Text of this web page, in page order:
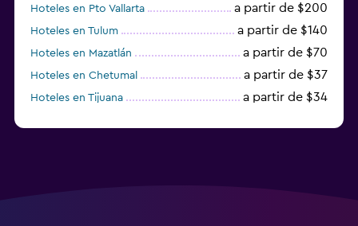
Hoteles en Pto Vallarta a partir de $200
Hoteles en Tulum a partir de $140
Hoteles en Mazatlán a partir de $70
Hoteles en Chetumal a partir de $37
Hoteles en Tijuana a partir de $34